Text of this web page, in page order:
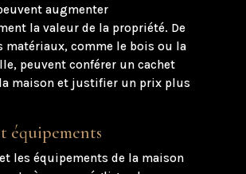
augmenter
la valeur de la propriété. De
matériaux, comme le bois ou la
peuvent conférer un cachet
maison et justifier un prix plus
équipements
les équipements de la maison